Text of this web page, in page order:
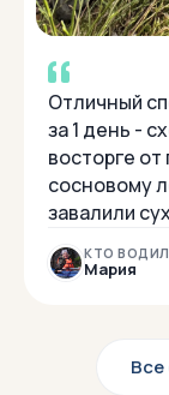
Отличный
за 1 день -
восторге от
сосновому
завалили
КТО ВОДИЛ
Мария
Все